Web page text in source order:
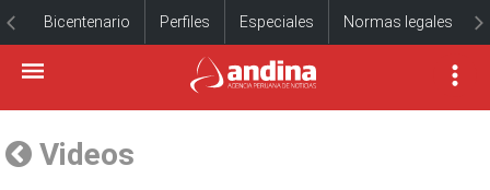
Bicentenario Perfiles Especiales Normas legales
Videos